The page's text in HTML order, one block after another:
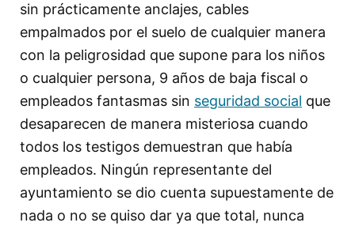
sin prácticamente anclajes, cables
empalmados por el suelo de cualquier manera
con la peligrosidad que supone para los niños
o cualquier persona, 9 años de baja fiscal o
empleados fantasmas sin seguridad social que
desaparecen de manera misteriosa cuando
todos los testigos demuestran que había
empleados. Ningún representante del
ayuntamiento se dio cuenta supuestamente de
nada o no se quiso dar ya que total, nunca